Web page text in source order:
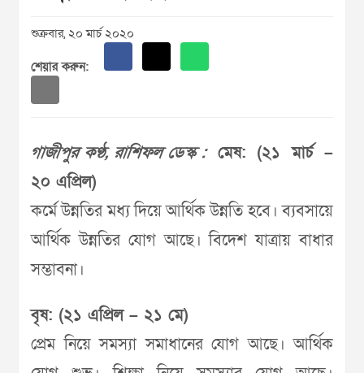
শুক্রবার, ২০ মার্চ ২০২০
শেয়ার করুন:
গাজীপুর কণ্ঠ, রাশিফল ডেস্ক :মেষ: (২১ মার্চ –
২০ এপ্রিল)
কর্মে উন্নতির মধ্য দিয়ে আর্থিক উন্নতি হবে। ব্যবসায়ে
আর্থিক উন্নতির যোগ আছে। বিদেশ যাত্রায় বাধার
সম্ভাবনা।
বৃষ: (২১ এপ্রিল – ২১ মে)
প্রেম নিয়ে সমস্যা সমাধানের যোগ আছে। আর্থিক